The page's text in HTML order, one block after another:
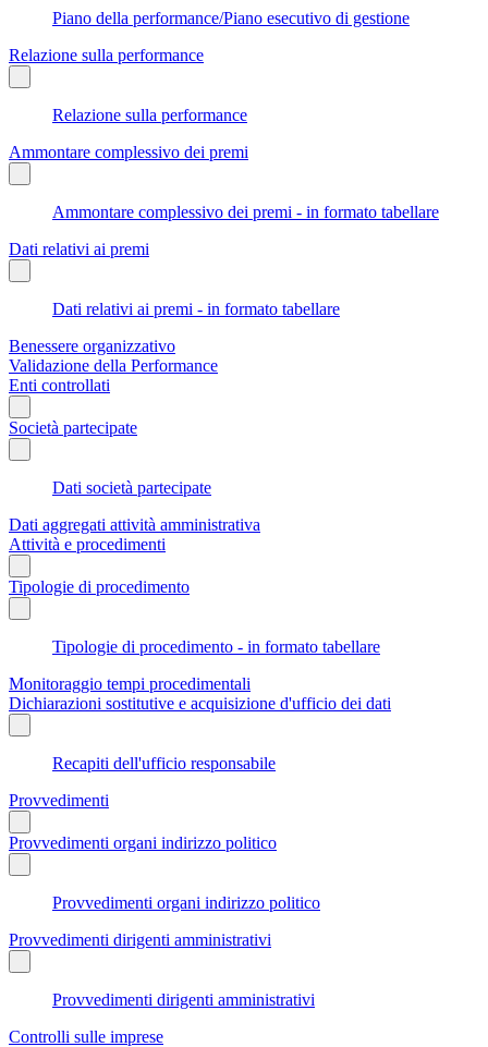
Piano della performance/Piano esecutivo di gestione
Relazione sulla performance
Relazione sulla performance
Ammontare complessivo dei premi
Ammontare complessivo dei premi - in formato tabellare
Dati relativi ai premi
Dati relativi ai premi - in formato tabellare
Benessere organizzativo
Validazione della Performance
Enti controllati
Società partecipate
Dati società partecipate
Dati aggregati attività amministrativa
Attività e procedimenti
Tipologie di procedimento
Tipologie di procedimento - in formato tabellare
Monitoraggio tempi procedimentali
Dichiarazioni sostitutive e acquisizione d'ufficio dei dati
Recapiti dell'ufficio responsabile
Provvedimenti
Provvedimenti organi indirizzo politico
Provvedimenti organi indirizzo politico
Provvedimenti dirigenti amministrativi
Provvedimenti dirigenti amministrativi
Controlli sulle imprese